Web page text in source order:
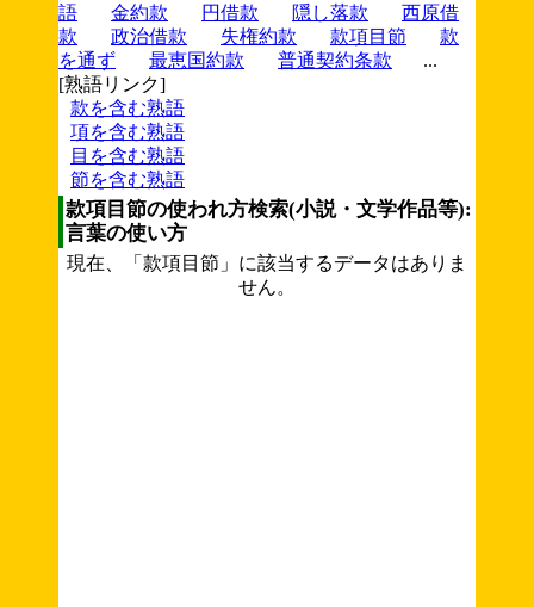
語
金約款 円借款 隠し落款
西原借
款
政治借款 失権約款 款項目節
款
を通ず
最恵国約款 普通契約条款
...
[熟語リンク]
款を含む熟語
項を含む熟語
目を含む熟語
節を含む熟語
款項目節の使われ方検索(小説・文学作品等):
言葉の使い方
現在、「款項目節」に該当するデータはありま
せん。